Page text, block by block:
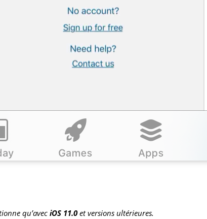
qu’aveciOS 11.0et versions ultérieures.